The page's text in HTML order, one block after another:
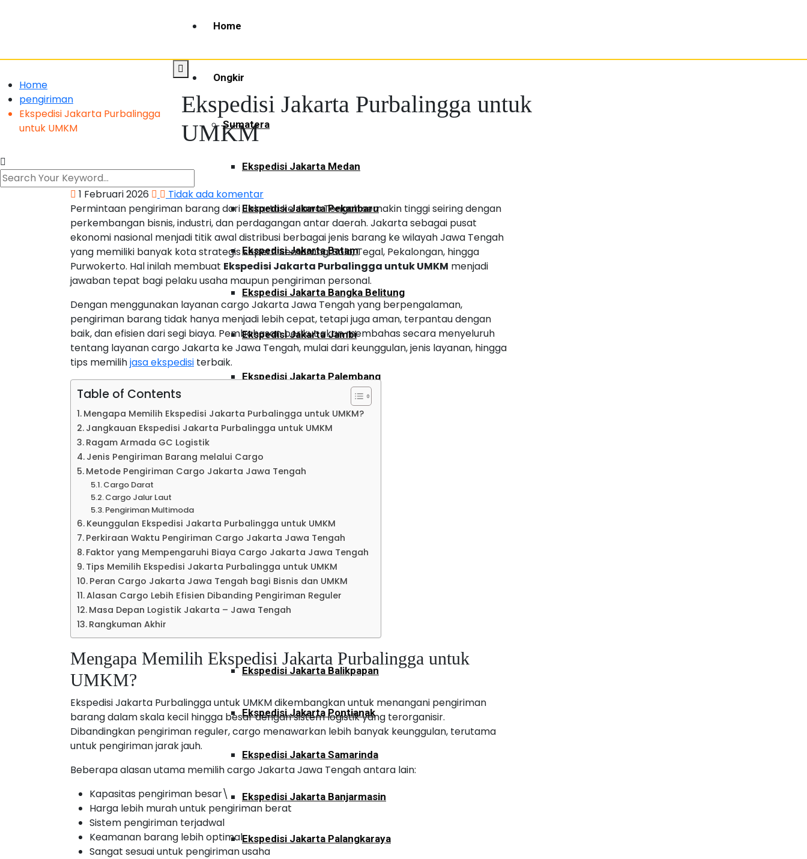
Home
Ongkir
Sumatera
Ekspedisi Jakarta Medan
Ekspedisi Jakarta Pekanbaru
Ekspedisi Jakarta Batam
Ekspedisi Jakarta Bangka Belitung
Ekspedisi Jakarta Jambi
Ekspedisi Jakarta Palembang
Ekspedisi Jakarta Bengkulu
Ekspedisi Jakarta Aceh
Ekspedisi Jakarta Lampung
Kalimantan
Ekspedisi Jakarta Balikpapan
Ekspedisi Jakarta Pontianak
Ekspedisi Jakarta Samarinda
Ekspedisi Jakarta Banjarmasin
Ekspedisi Jakarta Palangkaraya
Home
pengiriman
Ekspedisi Jakarta Purbalingga
untuk UMKM
Ekspedisi Jakarta Purbalingga untuk
UMKM
1 Februari 2026
Tidak ada komentar
Permintaan pengiriman barang dari Jakarta ke Jawa Tengah semakin tinggi seiring dengan
perkembangan bisnis, industri, dan perdagangan antar daerah. Jakarta sebagai pusat
ekonomi nasional menjadi titik awal distribusi berbagai jenis barang ke wilayah Jawa Tengah
yang memiliki banyak kota strategis seperti Semarang, Solo, Tegal, Pekalongan, hingga
Purwokerto. Hal inilah membuat Ekspedisi Jakarta Purbalingga untuk UMKM menjadi
jawaban tepat bagi pelaku usaha maupun pengiriman personal.
Dengan menggunakan layanan cargo Jakarta Jawa Tengah yang berpengalaman,
pengiriman barang tidak hanya menjadi lebih cepat, tetapi juga aman, terpantau dengan
baik, dan efisien dari segi biaya. Pembahasan berikut akan membahas secara menyeluruh
tentang layanan cargo Jakarta ke Jawa Tengah, mulai dari keunggulan, jenis layanan, hingga
tips memilihjasa ekspedisi terbaik.
Table of Contents
Mengapa Memilih Ekspedisi Jakarta Purbalingga untuk UMKM?
Jangkauan Ekspedisi Jakarta Purbalingga untuk UMKM
Ragam Armada GC Logistik
Jenis Pengiriman Barang melalui Cargo
Metode Pengiriman Cargo Jakarta Jawa Tengah
Cargo Darat
Cargo Jalur Laut
Pengiriman Multimoda
Keunggulan Ekspedisi Jakarta Purbalingga untuk UMKM
Perkiraan Waktu Pengiriman Cargo Jakarta Jawa Tengah
Faktor yang Mempengaruhi Biaya Cargo Jakarta Jawa Tengah
Tips Memilih Ekspedisi Jakarta Purbalingga untuk UMKM
Peran Cargo Jakarta Jawa Tengah bagi Bisnis dan UMKM
Alasan Cargo Lebih Efisien Dibanding Pengiriman Reguler
Masa Depan Logistik Jakarta – Jawa Tengah
Rangkuman Akhir
Mengapa Memilih Ekspedisi Jakarta Purbalingga untuk
UMKM?
Ekspedisi Jakarta Purbalingga untuk UMKM dikembangkan untuk menangani pengiriman
barang dalam skala kecil hingga besar dengan sistem logistik yang terorganisir.
Dibandingkan pengiriman reguler, cargo menawarkan lebih banyak keunggulan, terutama
untuk pengiriman jarak jauh.
Beberapa alasan utama memilih cargo Jakarta Jawa Tengah antara lain:
Kapasitas pengiriman besar\
Harga lebih murah untuk pengiriman berat
Sistem pengiriman terjadwal
Keamanan barang lebih optimal
Sangat sesuai untuk pengiriman usaha